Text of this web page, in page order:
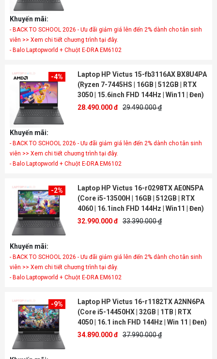
Khuyến mãi:
- BACK TO SCHOOL 2026 - Ưu đãi giảm giá lên đến 2% dành cho tân sinh
viên >> Xem chi tiết chương trình tại đây.
- Balo Laptopworld + Chuột E-DRA EM6102
-4%
Laptop HP Victus 15-fb3116AX BX8U4PA
(Ryzen 7-7445HS | 16GB | 512GB | RTX
3050 | 15.6inch FHD 144Hz | Win11 | Đen)
28.490.000 đ 29.490.000 ₫
Khuyến mãi:
- BACK TO SCHOOL 2026 - Ưu đãi giảm giá lên đến 2% dành cho tân sinh
viên >> Xem chi tiết chương trình tại đây.
- Balo Laptopworld + Chuột E-DRA EM6102
-2%
Laptop HP Victus 16-r0298TX AE0N5PA
(Core i5-13500H | 16GB | 512GB | RTX
4060 | 16.1inch FHD 144Hz | Win11 | Đen)
32.990.000 đ 33.390.000 ₫
Khuyến mãi:
- BACK TO SCHOOL 2026 - Ưu đãi giảm giá lên đến 2% dành cho tân sinh
viên >> Xem chi tiết chương trình tại đây.
- Balo Laptopworld + Chuột E-DRA EM6102
-9%
Laptop HP Victus 16-r1182TX A2NN6PA
(Core i5-14450HX | 32GB | 1TB | RTX
4050 | 16.1 inch FHD 144Hz | Win 11 | Đen)
34.890.000 đ 37.990.000 ₫